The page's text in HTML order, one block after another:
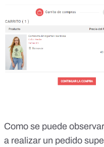
Como se puede
a realizar un pedido